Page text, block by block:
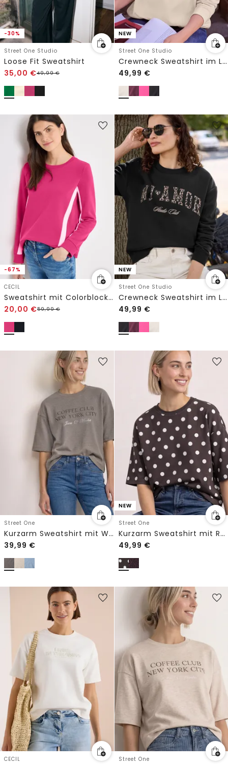
-30%
Street One Studio
Loose Fit Sweatshirt
35,00 €49,99€
NEW
Street One Studio
Crewneck Sweatshirt im Loose Fit
49,99 €
-67%
CECIL
Sweatshirt mit Colorblock Details
20,00 €59,99€
NEW
Street One Studio
Crewneck Sweatshirt im Loose Fit
49,99 €
Street One
Kurzarm Sweatshirt mit Wording
39,99 €
NEW
Street One
Kurzarm Sweatshirt mit Rundhals
49,99 €
CECIL Street One